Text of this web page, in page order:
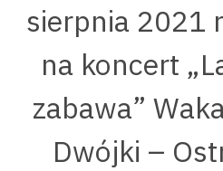
sierpnia 2021
na koncert
zabawa”
Dwójki –